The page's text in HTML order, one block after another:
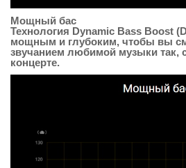
Мощный бас
Технология Dynamic Bass Boost
мощным и глубоким, чтобы вы
звучанием любимой музыки так,
концерте.